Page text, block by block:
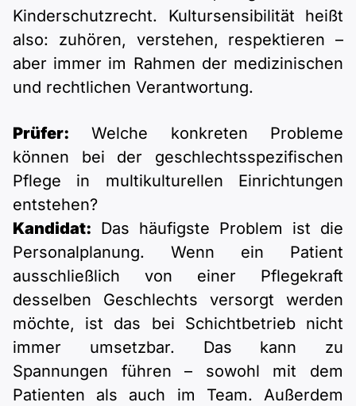
Kinderschutzrecht. Kultursensibilität heißt
also: zuhören, verstehen, respektieren –
aber immer im Rahmen der medizinischen
und rechtlichen Verantwortung.
Prüfer: Welche konkreten Probleme
können bei der geschlechtsspezifischen
Pflege in multikulturellen Einrichtungen
entstehen?
Kandidat: Das häufigste Problem ist die
Personalplanung. Wenn ein Patient
ausschließlich von einer Pflegekraft
desselben Geschlechts versorgt werden
möchte, ist das bei Schichtbetrieb nicht
immer umsetzbar. Das kann zu
Spannungen führen – sowohl mit dem
Patienten als auch im Team. Außerdem